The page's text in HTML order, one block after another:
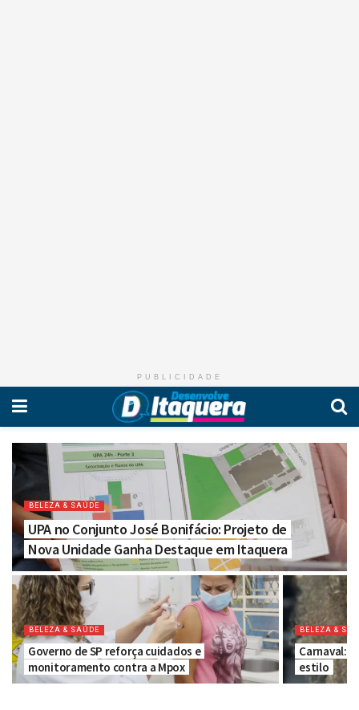
PUBLICIDADE
BELEZA & SAÚDE
UPA no Conjunto José Bonifácio: Projeto de
Nova Unidade Ganha Destaque em Itaquera
BELEZA & SAÚDE
Governo de SP reforça cuidados e
monitoramento contra a Mpox
BELEZA &
Carnaval:
estilo